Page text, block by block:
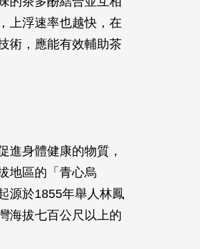
上浮速率也越快，在
術，應能有效輔助茶
進身體健康的物質，
地區的「青心烏
源於1855年舉人林鳳
海拔七百公尺以上的